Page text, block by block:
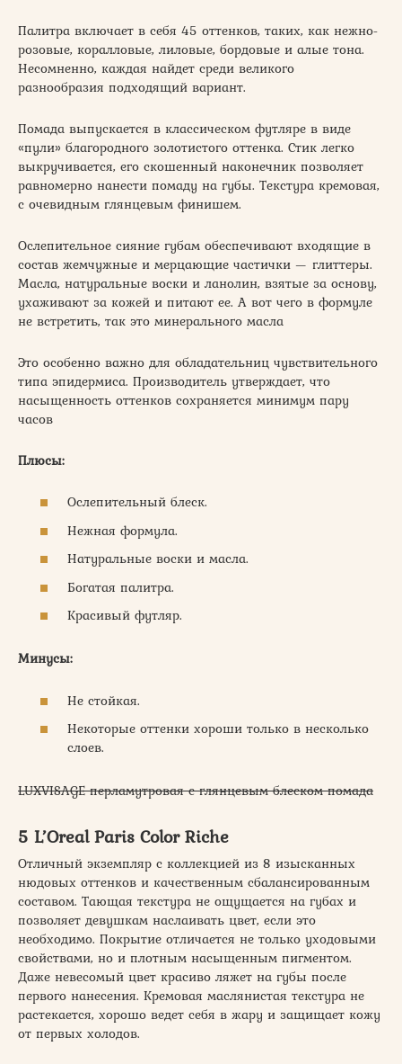
Палитра включает в себя 45 оттенков, таких, как нежно-
розовые, коралловые, лиловые, бордовые и алые тона.
Несомненно, каждая найдет среди великого
разнообразия подходящий вариант.
Помада выпускается в классическом футляре в виде
«пули» благородного золотистого оттенка. Стик легко
выкручивается, его скошенный наконечник позволяет
равномерно нанести помаду на губы. Текстура кремовая,
с очевидным глянцевым финишем.
Ослепительное сияние губам обеспечивают входящие в
состав жемчужные и мерцающие частички — глиттеры.
Масла, натуральные воски и ланолин, взятые за основу,
ухаживают за кожей и питают ее. А вот чего в формуле
не встретить, так это минерального масла
Это особенно важно для обладательниц чувствительного
типа эпидермиса. Производитель утверждает, что
насыщенность оттенков сохраняется минимум пару
часов
Плюсы:
Ослепительный блеск.
Нежная формула.
Натуральные воски и масла.
Богатая палитра.
Красивый футляр.
Минусы:
Не стойкая.
Некоторые оттенки хороши только в несколько
слоев.
LUXVISAGE перламутровая с глянцевым блеском помада
5 L’Oreal Paris Color Riche
Отличный экземпляр с коллекцией из 8 изысканных
нюдовых оттенков и качественным сбалансированным
составом. Тающая текстура не ощущается на губах и
позволяет девушкам наслаивать цвет, если это
необходимо. Покрытие отличается не только уходовыми
свойствами, но и плотным насыщенным пигментом.
Даже невесомый цвет красиво ляжет на губы после
первого нанесения. Кремовая маслянистая текстура не
растекается, хорошо ведет себя в жару и защищает кожу
от первых холодов.